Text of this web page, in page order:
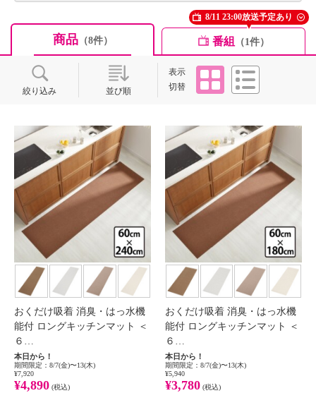
商品（8件） 番組 （1件）
8/11 23:00放送予定あり
絞り込み 並び順
表示
切替
タイル
おくだけ吸着 消臭・はっ水機
能付 ロングキッチンマット ＜
６…
本日から！
期間限定：8/7(金)〜13(木)
¥7,920
¥4,890 (税込)
おくだけ吸着 消臭・はっ水機
能付 ロングキッチンマット ＜
６…
本日から！
期間限定：8/7(金)〜13(木)
¥5,940
¥3,780 (税込)